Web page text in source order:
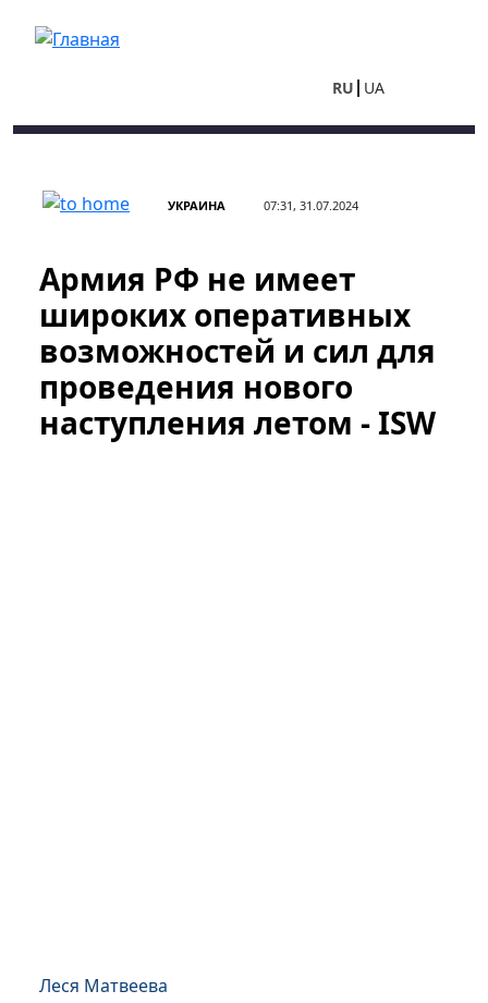
RU UA
УКРАИНА 07:31, 31.07.2024
Армия РФ не имеет
широких оперативных
возможностей и сил для
проведения нового
наступления летом - ISW
Леся Матвеева